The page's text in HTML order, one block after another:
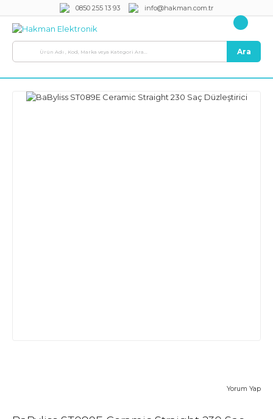
0850 255 13 93 info@hakman.com.tr
Ara
Yorum Yap